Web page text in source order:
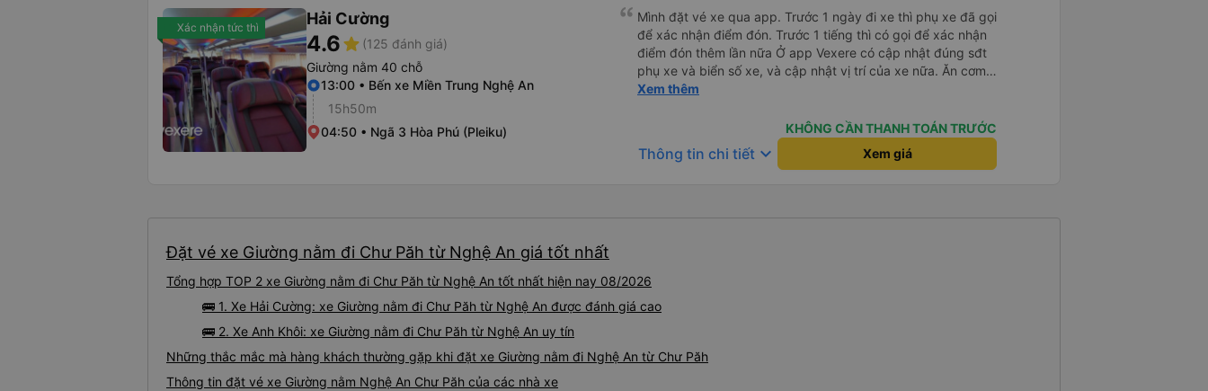
Xác nhận tức thì Hải Cường
4.6star (125 đánh giá)
Giường nằm 40 chỗ
13:00 • Bến xe Miền Trung Nghệ An
15h50m
04:50 • Ngã 3 Hòa Phú (Pleiku)
Mình đặt vé xe qua app. Trước 1 ngày đi xe thì phụ xe đã gọi
để xác nhận điểm đón. Trước 1 tiếng thì có gọi để xác nhận
điểm đón thêm lần nữa Ở app Vexere có cập nhật đúng sđt
phụ xe và biển số xe, và cập nhật vị trí của xe nữa. Ăn cơm
tối là 50k/ người. Chỗ nằm thoải mái, có nước, ổ cắm sạc
Xem thêm
KHÔNG CẦN THANH TOÁN TRƯỚC
Thông tin chi tiết keyboard_arrow_down Xem giá
Đặt vé xe Giường nằm đi Chư Păh từ Nghệ An giá tốt nhất
Tổng hợp TOP 2 xe Giường nằm đi Chư Păh từ Nghệ An tốt nhất hiện nay 08/2026
🚌 1. Xe Hải Cường: xe Giường nằm đi Chư Păh từ Nghệ An được đánh giá cao
🚌 2. Xe Anh Khôi: xe Giường nằm đi Chư Păh từ Nghệ An uy tín
Những thắc mắc mà hàng khách thường gặp khi đặt xe Giường nằm đi Nghệ An từ Chư Păh
Thông tin đặt vé xe Giường nằm Nghệ An Chư Păh của các nhà xe